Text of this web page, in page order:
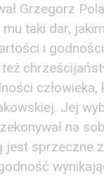
Grzegorz
taki dar,
i
człowieka,
Jej
na
jest sprzeczne